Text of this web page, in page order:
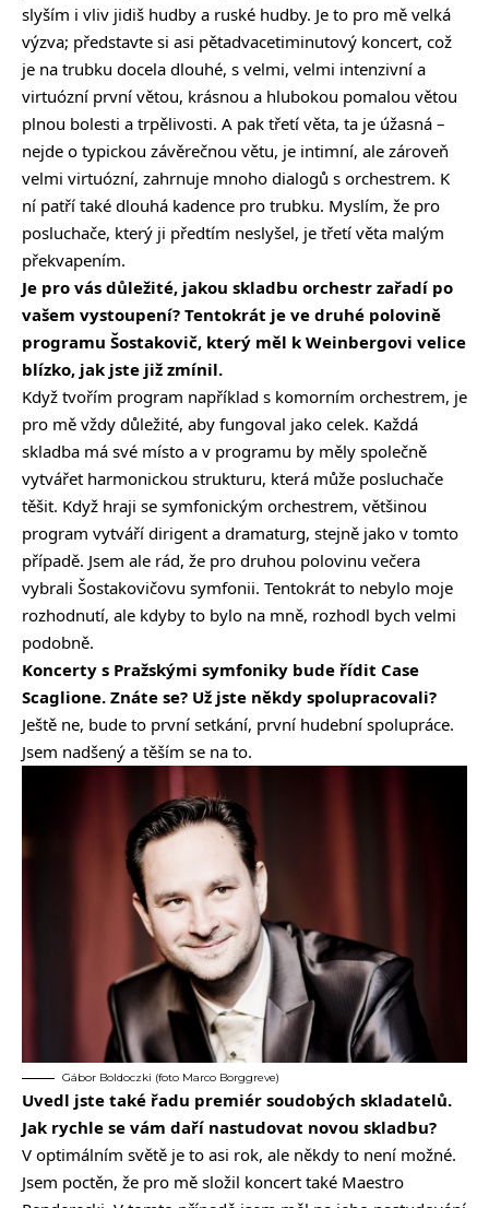
slyším i vliv jidiš hudby a ruské hudby. Je to pro mě velká
výzva; představte si asi pětadvacetiminutový koncert, což
je na trubku docela dlouhé, s velmi, velmi intenzivní a
virtuózní první větou, krásnou a hlubokou pomalou větou
plnou bolesti a trpělivosti. A pak třetí věta, ta je úžasná –
nejde o typickou závěrečnou větu, je intimní, ale zároveň
velmi virtuózní, zahrnuje mnoho dialogů s orchestrem. K
ní patří také dlouhá kadence pro trubku. Myslím, že pro
posluchače, který ji předtím neslyšel, je třetí věta malým
překvapením.
Je pro vás důležité, jakou skladbu orchestr zařadí po
vašem vystoupení? Tentokrát je ve druhé polovině
programu Šostakovič, který měl k Weinbergovi velice
blízko, jak jste již zmínil.
Když tvořím program například s komorním orchestrem, je
pro mě vždy důležité, aby fungoval jako celek. Každá
skladba má své místo a v programu by měly společně
vytvářet harmonickou strukturu, která může posluchače
těšit. Když hraji se symfonickým orchestrem, většinou
program vytváří dirigent a dramaturg, stejně jako v tomto
případě. Jsem ale rád, že pro druhou polovinu večera
vybrali Šostakovičovu symfonii. Tentokrát to nebylo moje
rozhodnutí, ale kdyby to bylo na mně, rozhodl bych velmi
podobně.
Koncerty s Pražskými symfoniky bude řídit Case
Scaglione. Znáte se? Už jste někdy spolupracovali?
Ještě ne, bude to první setkání, první hudební spolupráce.
Jsem nadšený a těším se na to.
Gábor Boldoczki (foto Marco Borggreve)
Uvedl jste také řadu premiér soudobých skladatelů.
Jak rychle se vám daří nastudovat novou skladbu?
V optimálním světě je to asi rok, ale někdy to není možné.
Jsem poctěn, že pro mě složil koncert také Maestro